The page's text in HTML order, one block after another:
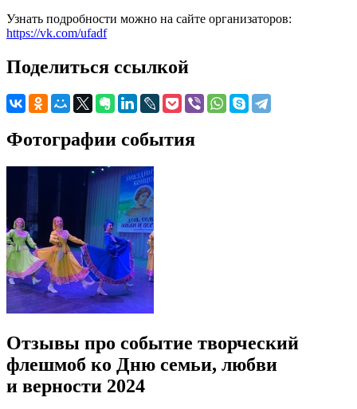
Узнать подробности можно на сайте организаторов:
https://vk.com/ufadf
Поделиться ссылкой
Фотографии события
Отзывы про событие творческий
флешмоб ко Дню семьи, любви
и верности 2024